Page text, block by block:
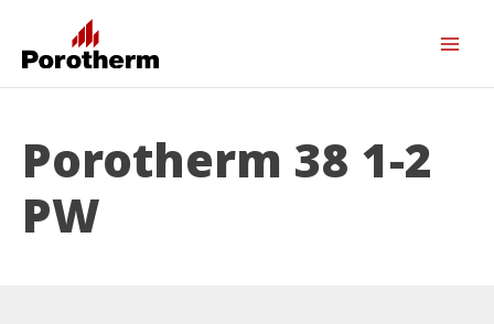
Porotherm 38 1-2
PW